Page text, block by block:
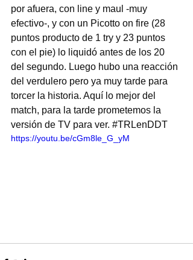
por afuera, con line y maul -muy
efectivo-, y con un Picotto on fire (28
puntos producto de 1 try y 23 puntos
con el pie) lo liquidó antes de los 20
del segundo. Luego hubo una reacción
del verdulero pero ya muy tarde para
torcer la historia. Aquí lo mejor del
match, para la tarde prometemos la
versión de TV para ver. #TRLenDDT
https://youtu.be/cGm8le_G_yM